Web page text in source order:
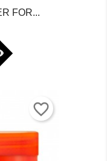
FOR...
favorite_border